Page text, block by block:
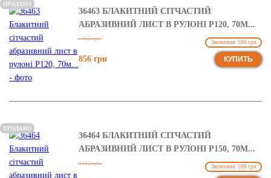
36463 БЛАКИТНИЙ СІТЧАСТИЙ
АБРАЗИВНИЙ ЛИСТ В РУЛОНІ Р120, 70М...
1452 грн Экономия: 596 грн
856 грн КУПИТЬ
ПРОДАНО
36464 БЛАКИТНИЙ СІТЧАСТИЙ
АБРАЗИВНИЙ ЛИСТ В РУЛОНІ Р150, 70М...
1452 грн Экономия: 596 грн
ПРОДАНО